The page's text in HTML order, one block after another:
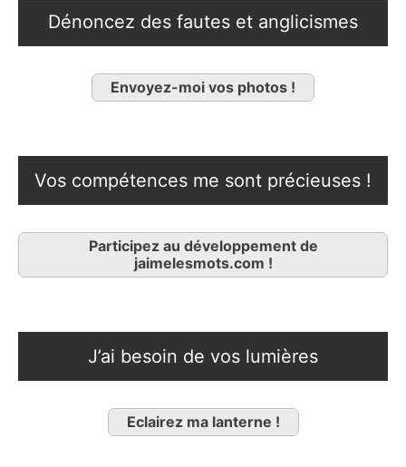
Dénoncez des fautes et anglicismes
Envoyez-moi vos photos !
Vos compétences me sont précieuses !
Participez au développement de
jaimelesmots.com !
J’ai besoin de vos lumières
Eclairez ma lanterne !